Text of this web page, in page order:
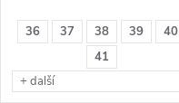
36 37 38 39
40
41
+ další